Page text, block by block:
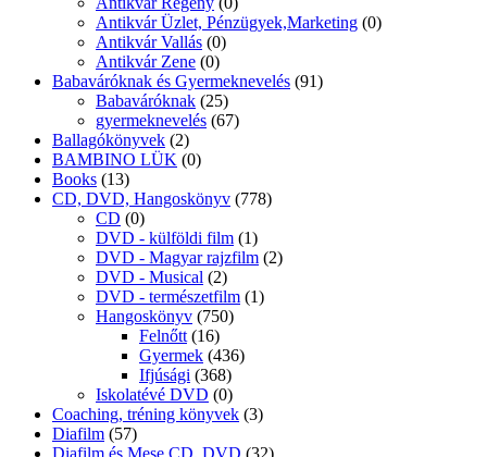
Antikvár Üzlet, Pénzügyek,Marketing (0)
Antikvár Vallás (0)
Antikvár Zene (0)
Babaváróknak és Gyermeknevelés (91)
Babaváróknak (25)
gyermeknevelés (67)
Ballagókönyvek (2)
BAMBINO LÜK (0)
Books (13)
CD, DVD, Hangoskönyv (778)
CD (0)
DVD - külföldi film (1)
DVD - Magyar rajzfilm (2)
DVD - Musical (2)
DVD - természetfilm (1)
Hangoskönyv (750)
Felnőtt (16)
Gyermek (436)
Ifjúsági (368)
Iskolatévé DVD (0)
Coaching, tréning könyvek (3)
Diafilm (57)